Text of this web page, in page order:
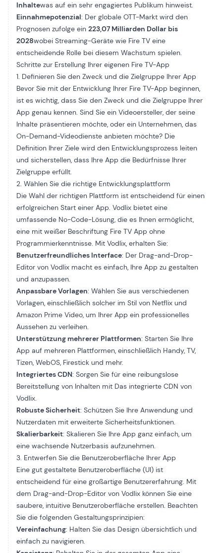
Inhaltewas auf ein sehr engagiertes Publikum hinweist.
Einnahmepotenzial: Der globale OTT-Markt wird den
Prognosen zufolge ein 223,07 Milliarden Dollar bis
2028wobei Streaming-Geräte wie Fire TV eine
entscheidende Rolle bei diesem Wachstum spielen.
Schritte zur Erstellung Ihrer eigenen Fire TV-App
1. Definieren Sie den Zweck und die Zielgruppe Ihrer App
Bevor Sie mit der Entwicklung Ihrer Fire TV-App beginnen,
ist es wichtig, dass Sie den Zweck und die Zielgruppe Ihrer
App genau kennen. Sind Sie ein Videoersteller, der seine
Inhalte präsentieren möchte, oder ein Unternehmen, das
On-Demand-Videodienste anbieten möchte? Die
Definition Ihrer Ziele wird den Entwicklungsprozess leiten
und sicherstellen, dass Ihre App die Bedürfnisse Ihrer
Zielgruppe erfüllt.
2. Wählen Sie die richtige Entwicklungsplattform
Die Wahl der richtigen Plattform ist entscheidend für einen
erfolgreichen Start einer App. Vodlix bietet eine
umfassende No-Code-Lösung, die es Ihnen ermöglicht,
eine mit weißer Beschriftung Fire TV App ohne
Programmierkenntnisse. Mit Vodlix, erhalten Sie:
Benutzerfreundliches Interface: Der Drag-and-Drop-
Editor von Vodlix macht es einfach, Ihre App zu gestalten
und anzupassen.
Anpassbare Vorlagen: Wählen Sie aus verschiedenen
Vorlagen, einschließlich solcher im Stil von Netflix und
Amazon Prime Video, um Ihrer App ein professionelles
Aussehen zu verleihen.
Unterstützung mehrerer Plattformen: Starten Sie Ihre
App auf mehreren Plattformen, einschließlich Handy, TV,
Tizen, WebOS, Firestick und mehr.
Integriertes CDN: Sorgen Sie für eine reibungslose
Bereitstellung von Inhalten mit Das integrierte CDN von
Vodlix.
Robuste Sicherheit: Schützen Sie Ihre Anwendung und
Nutzerdaten mit erweiterte Sicherheitsfunktionen.
Skalierbarkeit: Skalieren Sie Ihre App ganz einfach, um
eine wachsende Nutzerbasis aufzunehmen.
3. Entwerfen Sie die Benutzeroberfläche Ihrer App
Eine gut gestaltete Benutzeroberfläche (UI) ist
entscheidend für eine großartige Benutzererfahrung. Mit
dem Drag-and-Drop-Editor von Vodlix können Sie eine
saubere, intuitive Benutzeroberfläche erstellen. Beachten
Sie die folgenden Gestaltungsprinzipien:
Vereinfachung: Halten Sie das Design übersichtlich und
einfach zu navigieren.